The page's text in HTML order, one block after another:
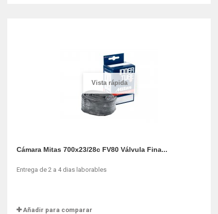
Vista rápida
Cámara Mitas 700x23/28c FV80 Válvula Fina...
Entrega de 2 a 4 dias laborables
Añadir para comparar